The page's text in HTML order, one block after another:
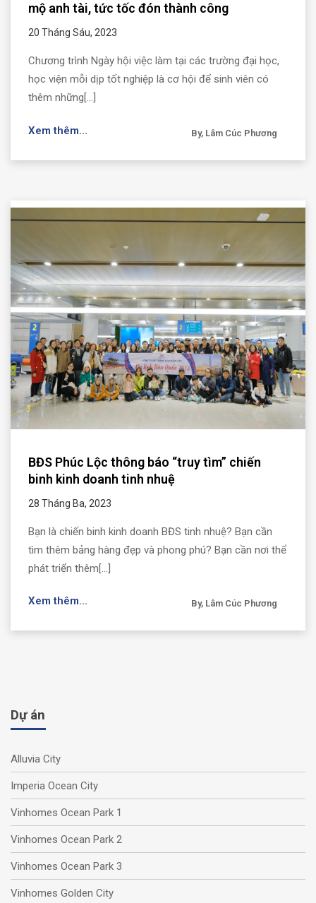
mộ anh tài, tức tốc đón thành công
20 Tháng Sáu, 2023
Chương trình Ngày hội việc làm tại các trường đại học,
học viện mỗi dịp tốt nghiệp là cơ hội để sinh viên có
thêm những[...]
Xem thêm... By, Lâm Cúc Phương
BĐS Phúc Lộc thông báo “truy tìm” chiến
binh kinh doanh tinh nhuệ
28 Tháng Ba, 2023
Bạn là chiến binh kinh doanh BĐS tinh nhuệ? Bạn cần
tìm thêm bảng hàng đẹp và phong phú? Bạn cần nơi thể
phát triển thêm[...]
Xem thêm... By, Lâm Cúc Phương
Dự án
Alluvia City
Imperia Ocean City
Vinhomes Ocean Park 1
Vinhomes Ocean Park 2
Vinhomes Ocean Park 3
Vinhomes Golden City